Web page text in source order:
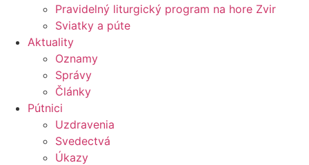
Pravidelný liturgický program na hore Zvir
Sviatky a púte
Aktuality
Oznamy
Správy
Články
Pútnici
Uzdravenia
Svedectvá
Úkazy